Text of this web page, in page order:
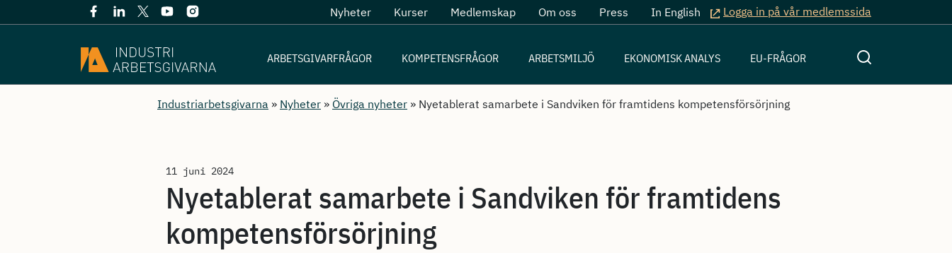
Nyheter Kurser Medlemskap Om oss Press In English Logga in på vår medlemssida
ARBETSGIVARFRÅGOR KOMPETENSFRÅGOR ARBETSMILJÖ EKONOMISK ANALYS EU-FRÅGOR
Industriarbetsgivarna » Nyheter » Övriga nyheter » Nyetablerat samarbete i Sandviken för framtidens kompetensförsörjning
11 juni 2024
Nyetablerat samarbete i Sandviken för framtidens
kompetensförsörjning